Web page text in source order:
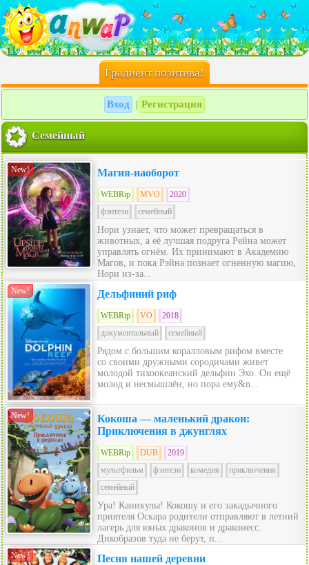
Градиент позитива!
Вход Регистрация
Семейный
New! Магия-наоборот
WEBRip MVO
2020
фэнтези
семейный
Нори узнает, что может превращаться в
животных, а её лучшая подруга Рейна может
управлять огнём. Их принимают в Академию
Магов, и пока Рэйна познает огненную магию,
Нори из-за...
New! Дельфиний риф
WEBRip VO
2018
документальный
семейный
Рядом с большим коралловым рифом вместе
со своими дружными сородичами живет
молодой тихоокеанский дельфин Эхо. Он ещё
молод и несмышлён, но пора ему&n...
New!
Кокоша — маленький дракон:
Приключения в джунглях
WEBRip DUB
2019
мультфильм
фэнтези комедия
приключения
семейный
Ура! Каникулы! Кокошу и его закадычного
приятеля Оскара родители отправляют в летний
лагерь для юных драконов и драконесс.
Дикобразов туда не берут, п...
New! Песня нашей деревни